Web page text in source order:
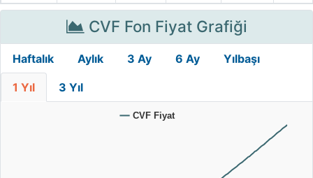
CVF Fon Fiyat Grafiği
Haftalık Aylık 3 Ay 6 Ay Yılbaşı
1 Yıl 3 Yıl